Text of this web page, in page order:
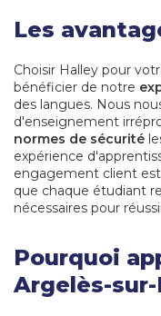
Les
Choisir Halley pour
bénéficier de notre
des langues. Nous
d'enseignement
normes de sécurité
expérience
engagement client
que chaque étudiant
nécessaires pour
Pourquoi
Argelès-